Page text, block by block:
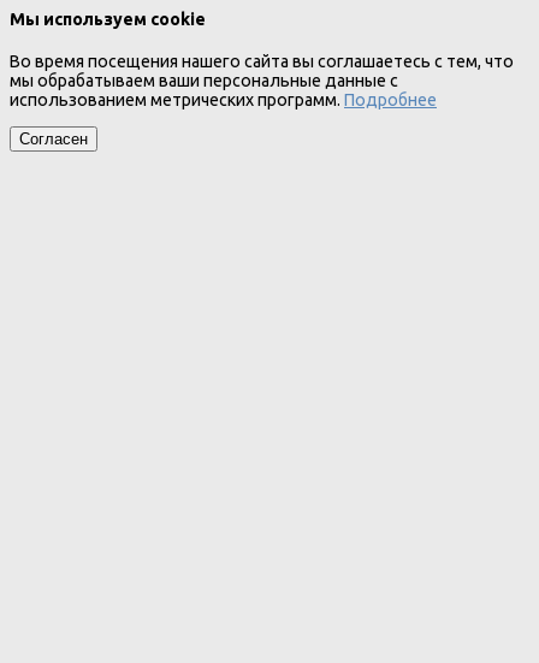
Мы используем cookie
Во время посещения нашего сайта вы соглашаетесь с тем, что
мы обрабатываем ваши персональные данные с
использованием метрических программ. Подробнее
Согласен